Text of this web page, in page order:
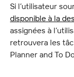
Si l’utilisateur
disponible à la
assignées à
retrouvera les
Planner and To